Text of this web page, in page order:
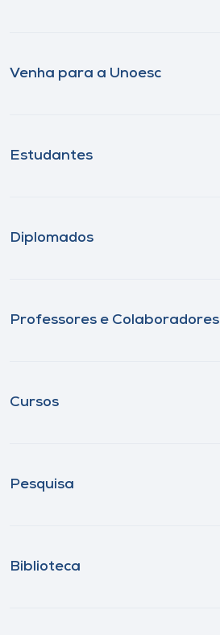
Venha para a Unoesc
Estudantes
Diplomados
Professores e Colaboradores
Cursos
Pesquisa
Biblioteca